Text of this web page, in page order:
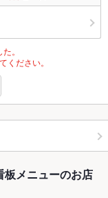
。
ください。
板メニューのお店